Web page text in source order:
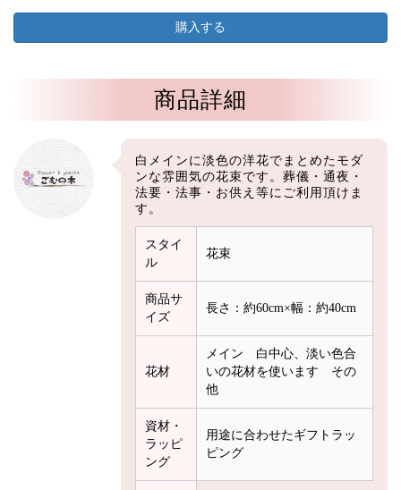
商品詳細
白メインに淡色の洋花でまとめたモダ
ンな雰囲気の花束です。葬儀・通夜・
法要・法事・お供え等にご利用頂けま
す。
スタイ
ル
花束
商品サ
イズ
長さ：約60cm×幅：約40cm
花材
メイン 白中心、淡い色合
いの花材を使います その
他
資材・
ラッピ
ング
用途に合わせたギフトラッ
ピング